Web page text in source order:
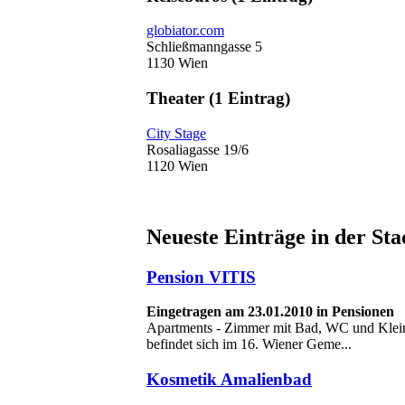
globiator.com
Schließmanngasse 5
1130 Wien
Theater (1 Eintrag)
City Stage
Rosaliagasse 19/6
1120 Wien
Neueste Einträge in der
Pension VITIS
Eingetragen am 23.01.2010 in Pensionen
Apartments - Zimmer mit Bad, WC und
befindet sich im 16. Wiener Geme...
Kosmetik Amalienbad